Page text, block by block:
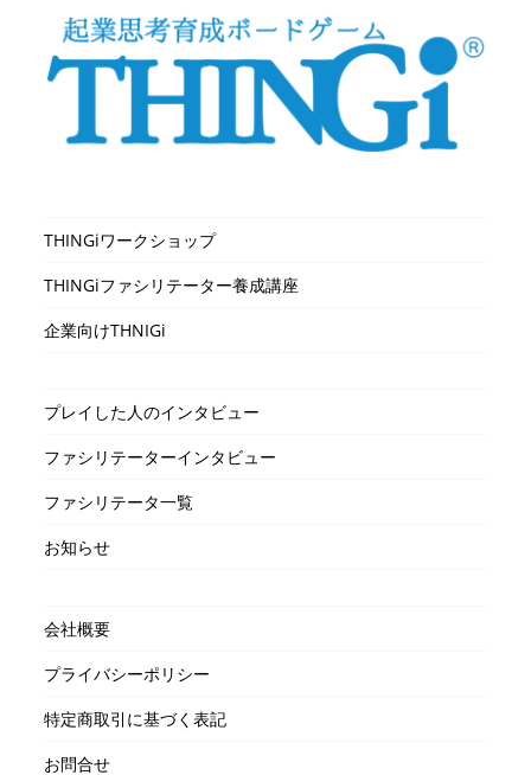
THINGiワークショップ
THINGiファシリテーター養成講座
企業向けTHNIGi
プレイした人のインタビュー
ファシリテーターインタビュー
ファシリテータ一覧
お知らせ
会社概要
プライバシーポリシー
特定商取引に基づく表記
お問合せ